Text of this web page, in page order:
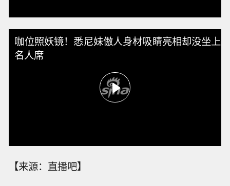
咖位照妖镜！悉尼妹傲人身材吸睛亮相却没坐上
名人席
【来源：直播吧】